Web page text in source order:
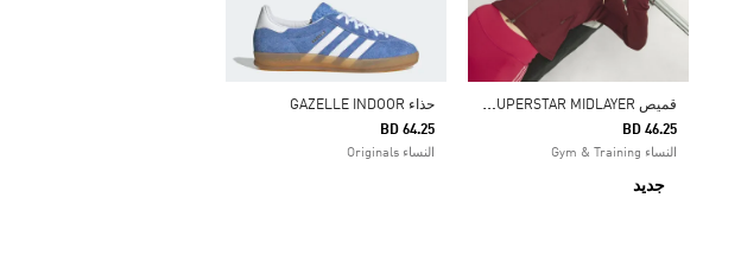
ق
ميص ADIDAS ORIGINALS SPORT SUPERSTAR MIDLAYER
BD 46.25
النساء Gym & Training
جديد
حذاء GAZELLE INDOOR
BD 64.25
النساء Originals